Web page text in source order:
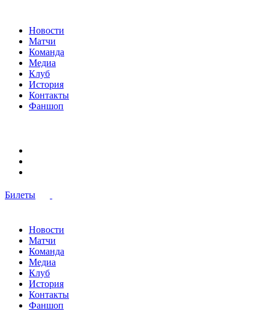
Новости
Матчи
Команда
Медиа
Клуб
История
Контакты
Фаншоп
Билеты
Новости
Матчи
Команда
Медиа
Клуб
История
Контакты
Фаншоп